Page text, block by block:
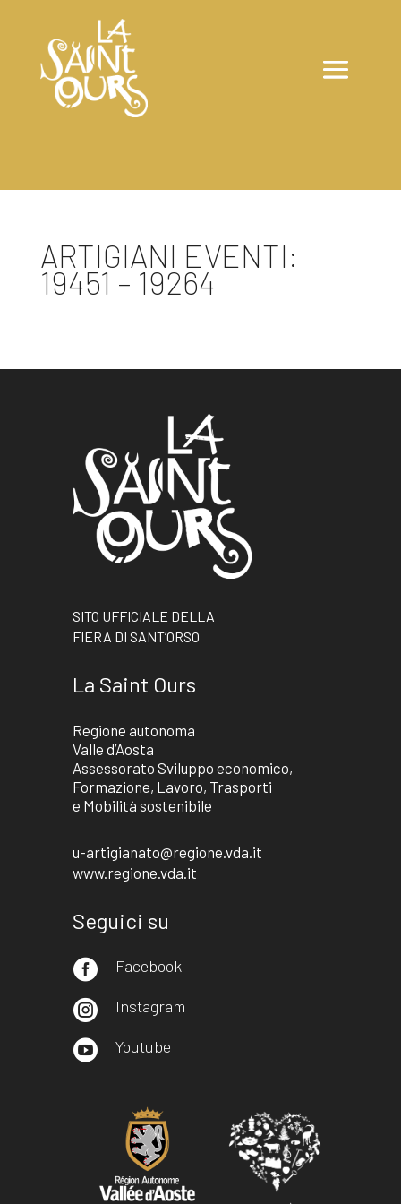
ARTIGIANI EVENTI:
19451 – 19264
SITO UFFICIALE DELLA
FIERA DI SANT’ORSO
La Saint Ours
Regione autonoma
Valle d’Aosta
Assessorato Sviluppo economico,
Formazione, Lavoro, Trasporti
e Mobilità sostenibile
u-artigianato@regione.vda.it
www.regione.vda.it
Seguici su
 Facebook
 Instagram
 Youtube